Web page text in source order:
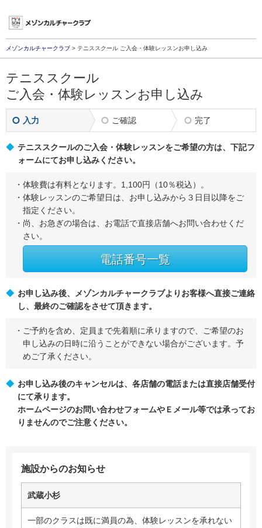
メゾンカルチャークラブ > テニススクール ご入会・体験レッスンお申し込み
テニススクール
ご入会・体験レッスンお申し込み
入力 ご確認 完了
テニススクールのご入会・体験レッスンをご希望の方は、下記フ
ォームにてお申し込みください。
体験費は有料となります。1,100円（10％税込）。
体験レッスンのご希望日は、お申し込みから３日目以降をご
指定ください。
尚、お急ぎの場合は、お電話で直接店舗へお問い合わせくだ
さい。
電話番号一覧
お申し込み後、メゾンカルチャークラブよりお客様へ直接ご連絡
し、最終のご確認をさせて頂きます。
ご予約を含め、定員まで先着順に承りますので、ご希望のお
申し込みの日時に沿うことができない場合がございます。予
めご了承ください。
お申し込み後のキャンセルは、各店舗の電話または直接店舗受付
にて承ります。
ホームページのお問い合わせフォームやＥメール等では承ってお
りませんのでご注意ください。
施設からのお知らせ
武蔵小杉
一部のクラスは既に満員の為、体験レッスンを承れない